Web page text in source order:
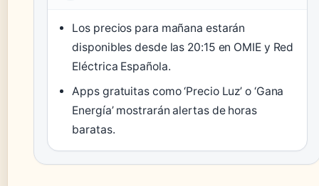
Los precios para mañana estarán
disponibles desde las 20:15 en OMIE y Red
Eléctrica Española.
Apps gratuitas como ‘Precio Luz’ o ‘Gana
Energía’ mostrarán alertas de horas
baratas.